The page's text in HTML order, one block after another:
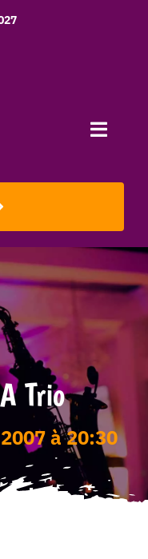
Toggle
Trio
à 20:30